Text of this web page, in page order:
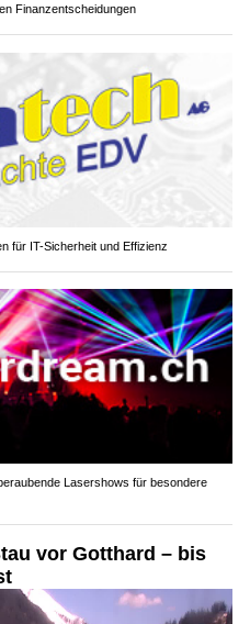
Finanzentscheidungen
für IT-Sicherheit und Effizienz
Lasershows für besondere
vor Gotthard – bis